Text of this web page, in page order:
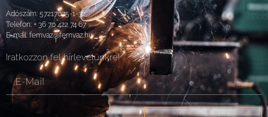
Adószám: 57217075-1-32
Telefon: + 36 70 422 74 67
E-mail: femvaz@femvaz.hu
Iratkozzon fel hírlevelünkre!